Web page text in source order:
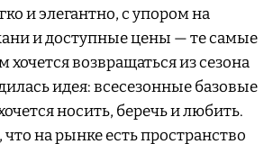
и элегантно, с упором на
и доступные цены — те самые
возвращаться из сезона
идея: всесезонные базовые
носить, беречь и любить.
на рынке есть пространство